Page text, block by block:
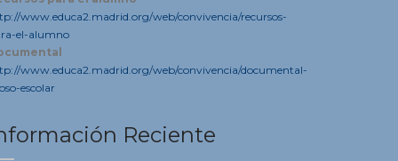
www.educa2.madrid.org/web/convivencia/recursos-
el-alumno
www.educa2.madrid.org/web/convivencia/documental-
escolar
Reciente